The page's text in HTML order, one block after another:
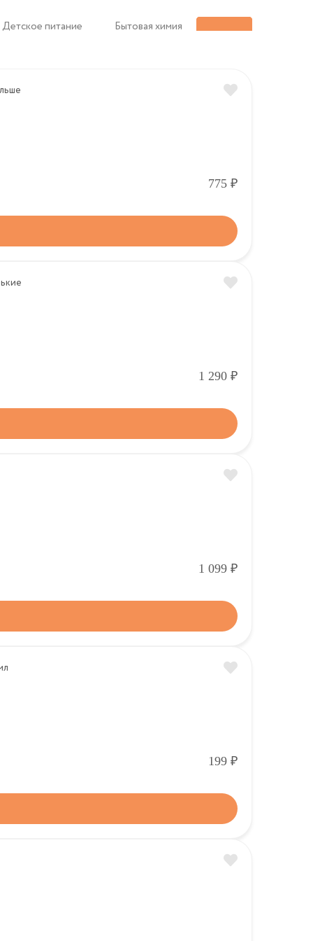
Детское питание Бытовая химия
775 Р
1 290 Р
1 099 Р
199 Р